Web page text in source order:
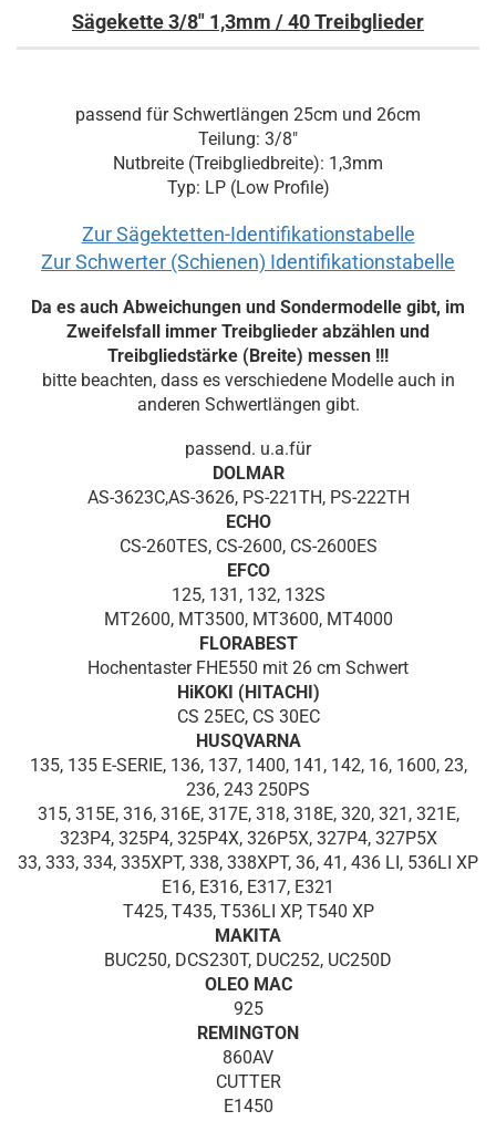
Sägekette 3/8" 1,3mm / 40 Treibglieder
passend für Schwertlängen 25cm und 26cm
Teilung: 3/8"
Nutbreite (Treibgliedbreite): 1,3mm
Typ: LP (Low Profile)
Zur Sägektetten-Identifikationstabelle
Zur Schwerter (Schienen) Identifikationstabelle
Da es auch Abweichungen und Sondermodelle gibt, im
Zweifelsfall immer Treibglieder abzählen und
Treibgliedstärke (Breite) messen !!!
bitte beachten, dass es verschiedene Modelle auch in
anderen Schwertlängen gibt.
passend. u.a.für
DOLMAR
AS-3623C,AS-3626, PS-221TH, PS-222TH
ECHO
CS-260TES, CS-2600, CS-2600ES
EFCO
125, 131, 132, 132S
MT2600, MT3500, MT3600, MT4000
FLORABEST
Hochentaster FHE550 mit 26 cm Schwert
HiKOKI (HITACHI)
CS 25EC, CS 30EC
HUSQVARNA
135, 135 E-SERIE, 136, 137, 1400, 141, 142, 16, 1600, 23,
236, 243 250PS
315, 315E, 316, 316E, 317E, 318, 318E, 320, 321, 321E,
323P4, 325P4, 325P4X, 326P5X, 327P4, 327P5X
33, 333, 334, 335XPT, 338, 338XPT, 36, 41, 436 LI, 536LI XP
E16, E316, E317, E321
T425, T435, T536LI XP, T540 XP
MAKITA
BUC250, DCS230T, DUC252, UC250D
OLEO MAC
925
REMINGTON
860AV
CUTTER
E1450